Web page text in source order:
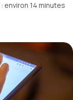
environ 14 minutes